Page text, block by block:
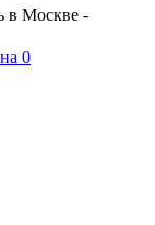
в Москве -
0